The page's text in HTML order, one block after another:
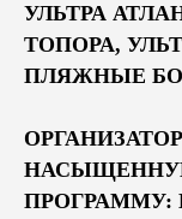
УЛЬТРА
ТОПОРА,
ПЛЯЖНЫЕ
ПРОГРАММУ: